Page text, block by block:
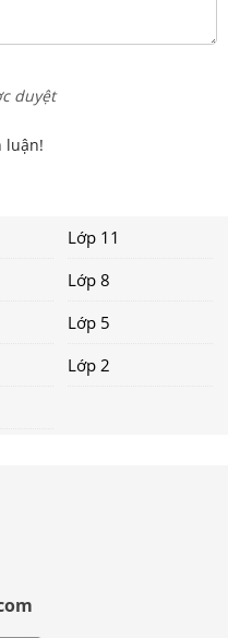
duyệt
luận!
Lớp 11
Lớp 8
Lớp 5
Lớp 2